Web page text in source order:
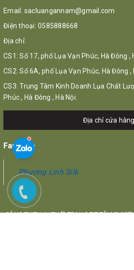
Email: sacluangannam@gmail.com
Điện thoại: 0585888668
Địa chỉ:
CS1: Số 17, phố Lụa Vạn Phúc, Hà Đông ,
CS2: Số 6A, phố Lụa Vạn Phúc, Hà Đông ,
CS3: Trung Tâm Kinh Doanh Lụa Chất
Phúc , Hà Đông , Hà Nội.
Địa chỉ cửa hàng
CÔNG TY TNHH THỜI TRANG TƠ TẰM
Fanpage
Phương Linh Silk